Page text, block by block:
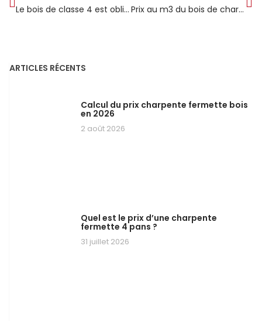
Le bois de classe 4 est obligatoire en extérieur Prix au m3 du bois de charpente en scierie
ARTICLES RÉCENTS
Calcul du prix charpente fermette bois
en 2026
2 août 2026
Quel est le prix d’une charpente
fermette 4 pans ?
31 juillet 2026